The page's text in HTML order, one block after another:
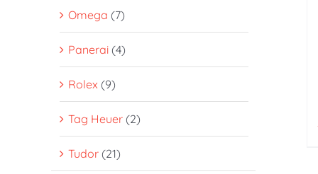
Omega (7)
Panerai (4)
Rolex (9)
Tag Heuer (2)
Tudor (21)